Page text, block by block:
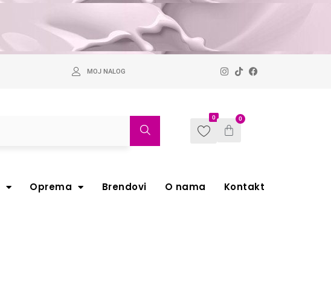
MOJ NALOG
0 0
Oprema Brendovi O nama Kontakt